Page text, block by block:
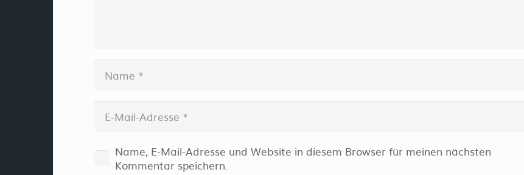
Name, E-Mail-Adresse und Website in diesem Browser für meinen nächsten
Kommentar speichern.